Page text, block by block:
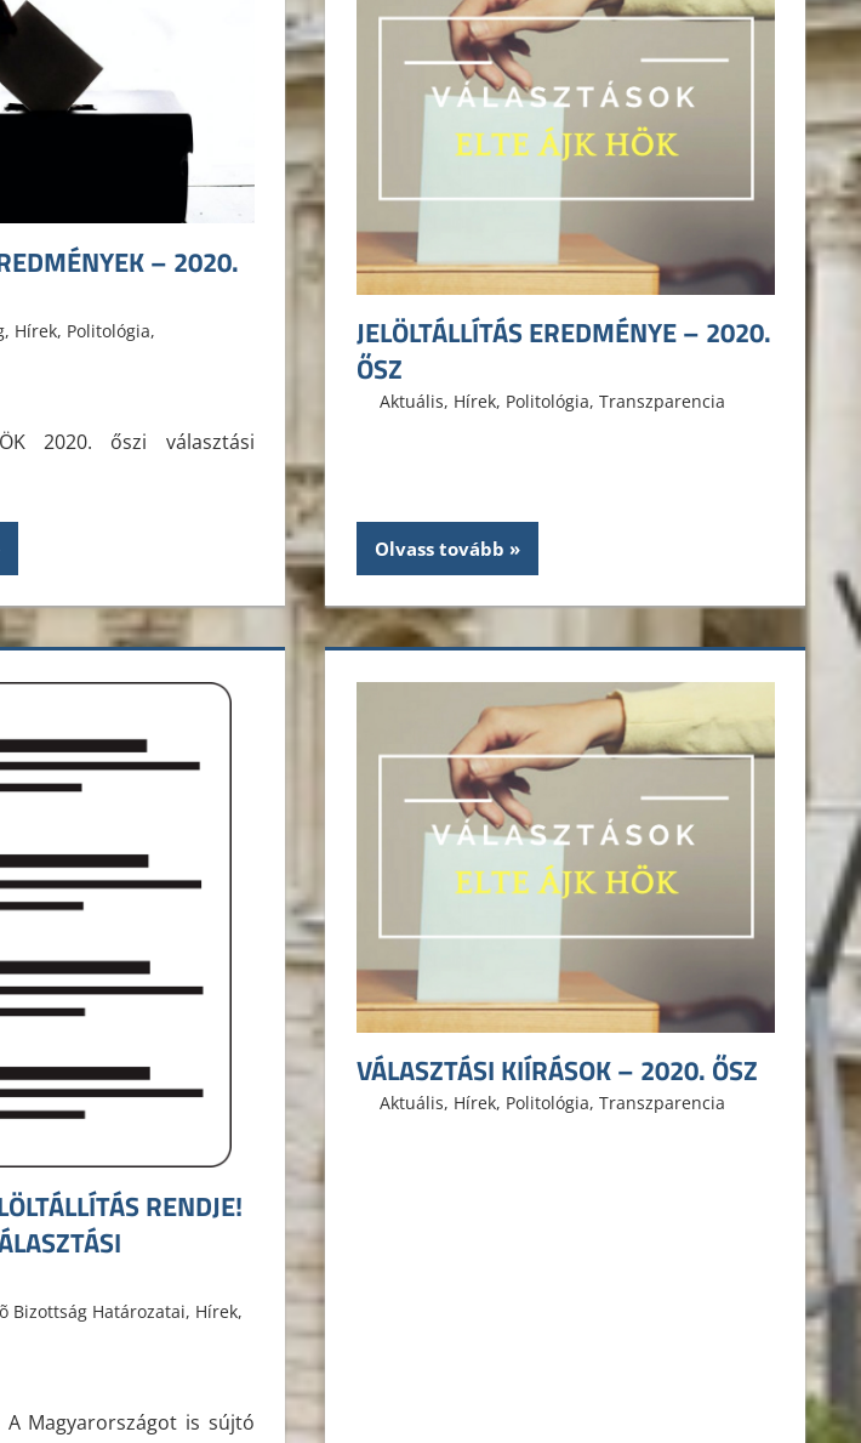
– 2020.
, Hírek, Politológia,
2020. őszi választási
JELÖLTÁLLÍTÁS EREDMÉNYE – 2020.
ŐSZ
2020. szeptember 21.
ELTE ÁJK HÖK
Aktuális, Hírek, Politológia,Transzparencia
Olvass tovább
RENDJE!
9.
Bizottság Határozatai, Hírek,
A Magyarországot is sújtó
VÁLASZTÁSI KIÍRÁSOK – 2020. ŐSZ
2020. augusztus 22.
ELTE ÁJK HÖK
Aktuális, Hírek, Politológia,Transzparencia